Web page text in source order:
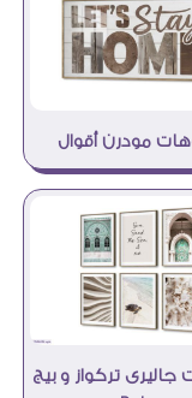
مودرن أقوال
جاليرى تركواز و بيج